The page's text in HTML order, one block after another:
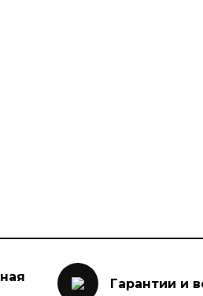
Гарантии и